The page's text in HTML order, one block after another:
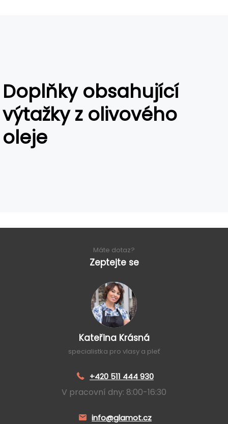
Doplňky obsahující
výtažky z olivového
oleje
Máte dotaz?
Zeptejte se
Kateřina Krásná
specialistka pro vlasy a pleť
+420 511 444 930
V pracovní dny: 8:00-16:30
info@glamot.cz